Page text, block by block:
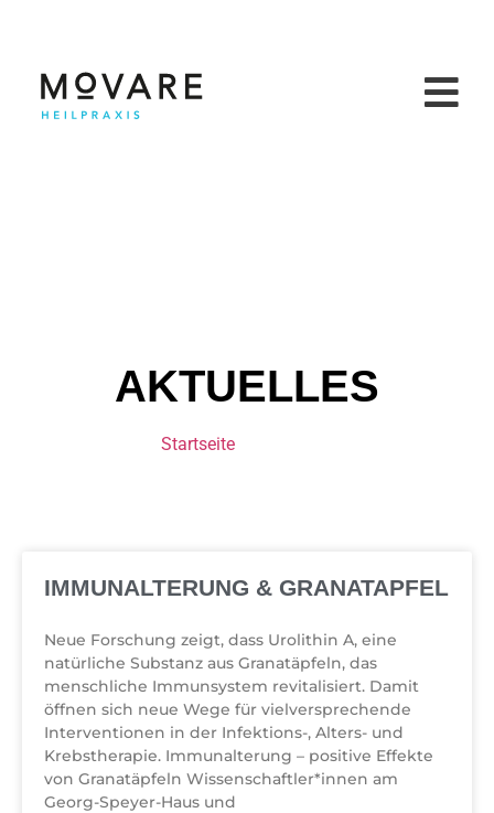
AKTUELLES
Startseite
IMMUNALTERUNG & GRANATAPFEL
Neue Forschung zeigt, dass Urolithin A, eine
natürliche Substanz aus Granatäpfeln, das
menschliche Immunsystem revitalisiert. Damit
öffnen sich neue Wege für vielversprechende
Interventionen in der Infektions-, Alters- und
Krebstherapie. Immunalterung – positive Effekte
von Granatäpfeln Wissenschaftler*innen am
Georg-Speyer-Haus und